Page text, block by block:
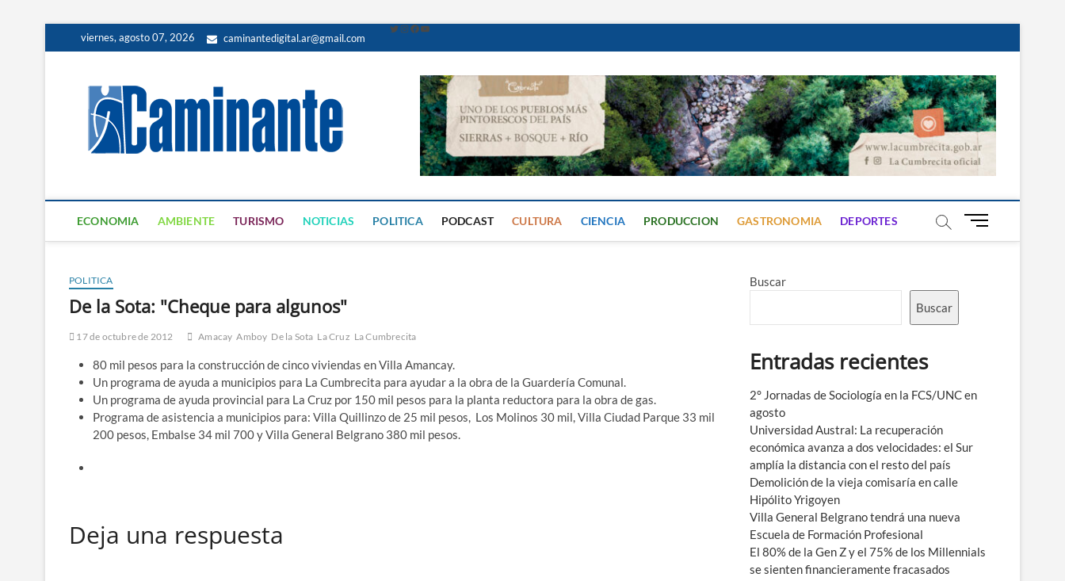
viernes, agosto 07, 2026 caminantedigital.ar@gmail.com
Caminante Digital
PERIÓDICO DIGITAL DEL VALLE DE CALAMUCHITA
ECONOMIA AMBIENTE TURISMO NOTICIAS POLITICA PODCAST CULTURA CIENCIA PRODUCCION GASTRONOMIA DEPORTES
B
ú
POLITICA
De la Sota: "Cheque para algunos"
17 de octubre de 2012 Amacay Amboy De la Sota La Cruz La Cumbrecita
80 mil pesos para la construcción de cinco viviendas en Villa Amancay.
Un programa de ayuda a municipios para La Cumbrecita para ayudar a la obra de la Guardería Comunal.
Un programa de ayuda provincial para La Cruz por 150 mil pesos para la planta reductora para la obra de gas.
Programa de asistencia a municipios para: Villa Quillinzo de 25 mil pesos, Los Molinos 30 mil, Villa Ciudad Parque 33 mil
200 pesos, Embalse 34 mil 700 y Villa General Belgrano 380 mil pesos.
Deja una respuesta
Buscar
Buscar
Entradas recientes
2° Jornadas de Sociología en la FCS/UNC en
agosto
Universidad Austral: La recuperación
económica avanza a dos velocidades: el Sur
amplía la distancia con el resto del país
Demolición de la vieja comisaría en calle
Hipólito Yrigoyen
Villa General Belgrano tendrá una nueva
Escuela de Formación Profesional
El 80% de la Gen Z y el 75% de los Millennials
se sienten financieramente fracasados